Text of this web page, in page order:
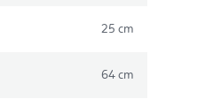
25 cm
64 cm